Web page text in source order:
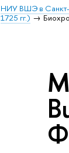
НИУ ВШЭ в
1725 гг.)